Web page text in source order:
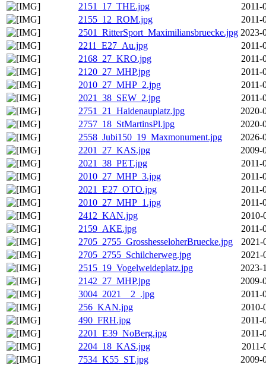
2151_17_THE.jpg
2011-
2155_12_ROM.jpg
2011-
2501_RitterSport_Maximiliansbruecke.jpg 2023-
2211_E27_Au.jpg
2011-
2168_27_KRO.jpg
2011-
2120_27_MHP.jpg
2011-
2010_27_MHP_2.jpg
2011-
2021_38_SEW_2.jpg
2011-
2751_21_Haidenauplatz.jpg
2020-
2757_18_StMartinsPl.jpg
2020-
2558_Jubi150_19_Maxmonument.jpg
2026-
2201_27_KAS.jpg
2009-
2021_38_PET.jpg
2011-
2010_27_MHP_3.jpg
2011-
2021_E27_OTO.jpg
2011-
2010_27_MHP_1.jpg
2011-
2412_KAN.jpg
2010-
2159_AKE.jpg
2011-
2705_2755_GrosshesseloherBruecke.jpg
2021-
2705_2755_Schilcherweg.jpg
2021-
2515_19_Vogelweideplatz.jpg
2023-
2142_27_MHP.jpg
2009-
3004_2021__2_.jpg
2011-
256_KAN.jpg
2010-
490_FRH.jpg
2011-
2201_E39_NoBerg.jpg
2011-
2204_18_KAS.jpg
2011-
7534_K55_ST.jpg
2009-